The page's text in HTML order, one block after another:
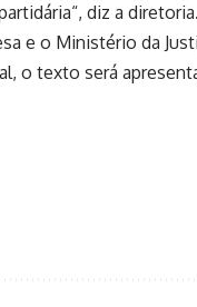
diz a diretoria.
e o Ministério da
o texto será